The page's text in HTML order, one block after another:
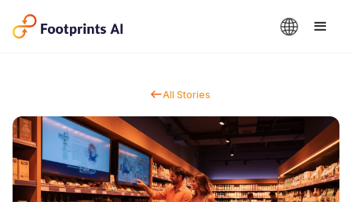
All Stories